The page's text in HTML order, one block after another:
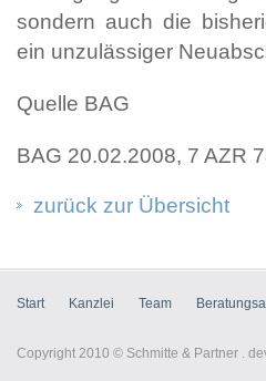
sondern auch die
ein unzulässiger
Quelle BAG
BAG 20.02.2008, 7 AZR
zurück zur Übersicht
Start Kanzlei Team
Copyright 2010 © Schmitte & Partner .